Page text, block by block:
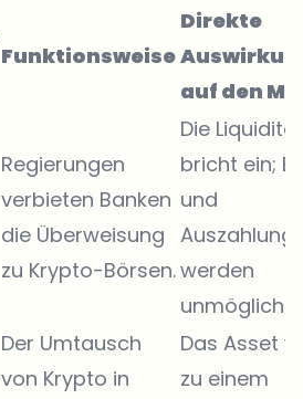
Funktionsweise
Direkte
auf den
Regierungen
verbieten Banken
die Überweisung
zu Krypto-Börsen.
Die Liquidität
bricht ein;
und
werden
unmöglich.
Der Umtausch
von Krypto in
Das Asset
zu einem